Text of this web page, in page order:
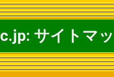
サイトマ